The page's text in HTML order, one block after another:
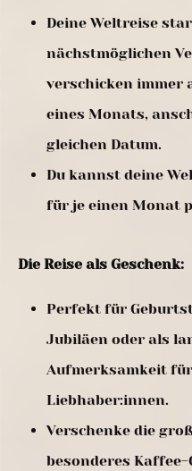
Deine Weltreise
nächstmöglichen
verschicken immer
eines Monats,
gleichen Datum.
Du kannst deine
für je einen Monat
Die Reise als Geschenk:
Perfekt für
Jubiläen oder als
Aufmerksamkeit
Liebhaber:innen.
Verschenke die
besonderes Kaffee-